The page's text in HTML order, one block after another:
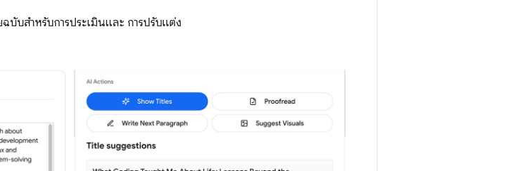
ฉบับสำหรับการประเมินและ การปรับแต่ง